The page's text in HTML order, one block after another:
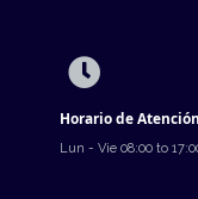
Horario de Atención
Lun - Vie 08:00 to